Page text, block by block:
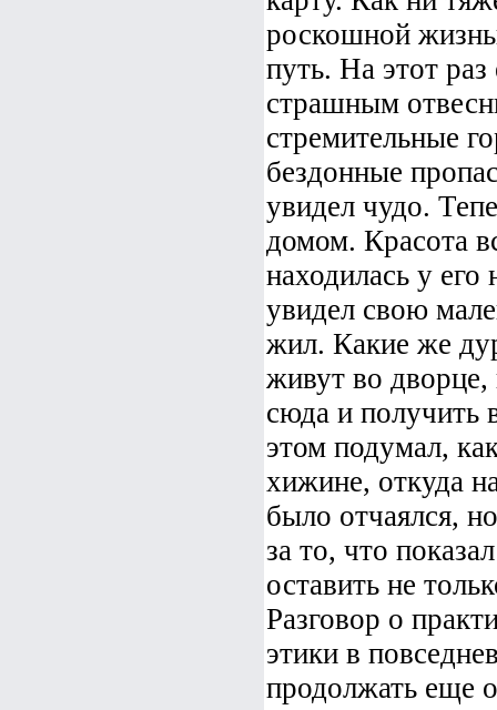
роскошной
путь. На этот
страшным
стремительные
бездонные
увидел чудо.
домом. Красота
находилась у его
увидел свою
жил. Какие же
живут во
сюда и получить
этом подумал,
хижине, откуда
было отчаялся,
за то, что
оставить не
Разговор о
этики в
продолжать еще